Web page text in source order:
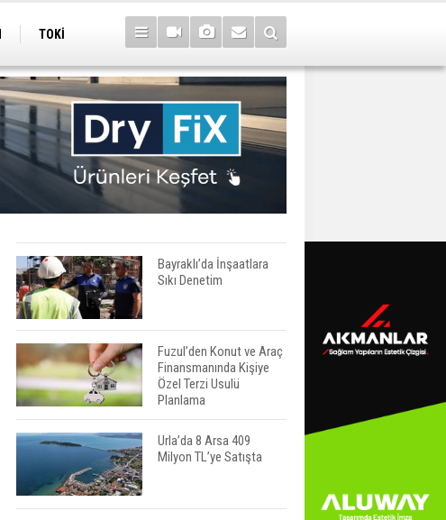
TOKİ
Bayraklı’da İnşaatlara
Sıkı Denetim
Fuzul’den Konut ve Araç
Finansmanında Kişiye
Özel Terzi Usulü
Planlama
Urla’da 8 Arsa 409
Milyon TL’ye Satışta